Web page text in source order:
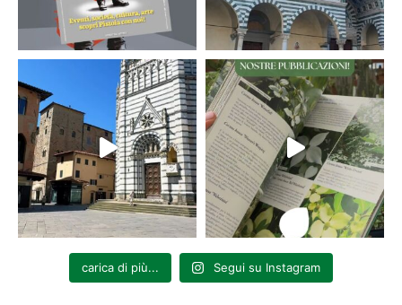
carica di più... Segui su Instagram